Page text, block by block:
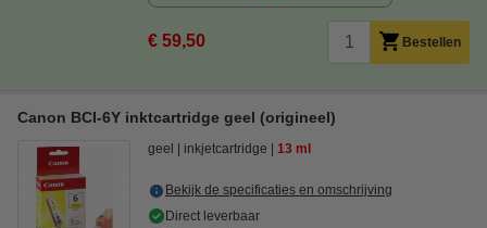
€ 59,50 Bestellen
Canon BCI-6Y inktcartridge geel (origineel)
geel inkjetcartridge 13 ml
Bekijk de specificaties en omschrijving
Direct leverbaar